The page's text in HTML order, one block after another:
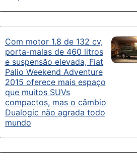
Com motor 1.8 de 132 cv,
porta-malas de 460 litros
e suspensão elevada, Fiat
Palio Weekend Adventure
2015 oferece mais espaço
que muitos SUVs
compactos, mas o câmbio
Dualogic não agrada todo
mundo